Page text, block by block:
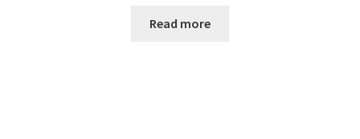
Read more